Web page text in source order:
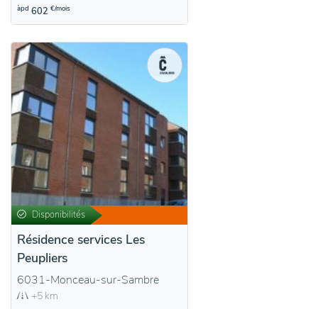
àpd 602 €/mois
Disponibilités
Résidence services Les
Peupliers
6031-Monceau-sur-Sambre
+5 km